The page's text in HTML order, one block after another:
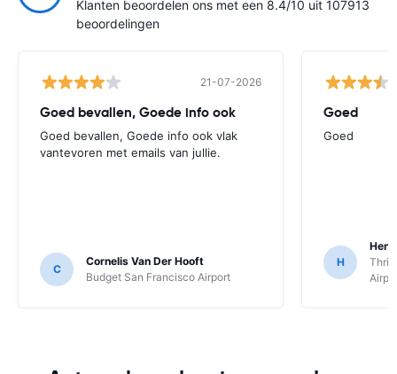
Klanten beoordelen ons met een 8.4/10 uit 107913
beoordelingen
21-07-2026
Goed bevallen, Goede info ook
Goed bevallen, Goede info ook vlak
vantevoren met emails van jullie.
C
Cornelis Van Der Hooft
Budget San Francisco Airport
Goed
Goed
H